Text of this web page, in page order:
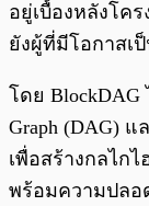
อยู่เบื้องหลังโค
ยังผู้ที่มีโอกาสเ
โดย BlockDAG
Graph (DAG) แ
เพื่อสร้างกลไก
พร้อมความปลอ